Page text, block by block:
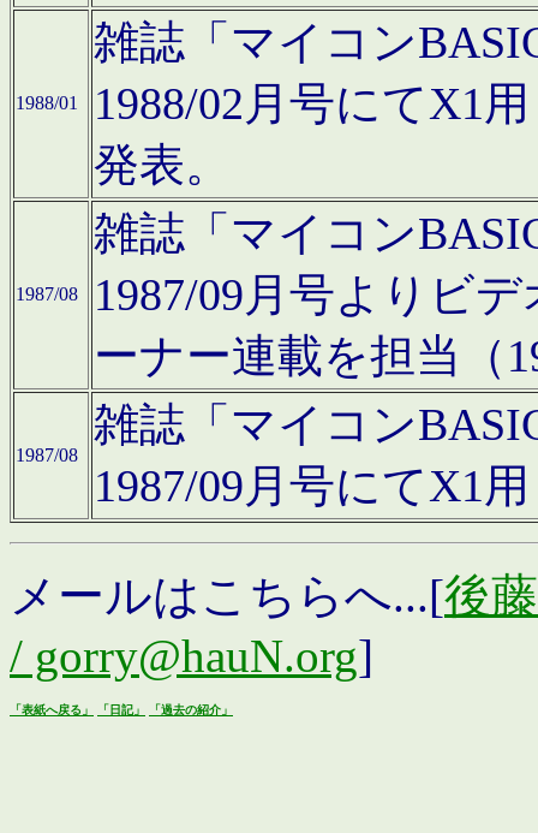
1988/01
雑誌「マイコン
1988/02月号にてX1
発表。
1987/08
雑誌「マイコン
1987/09月号よりビ
ーナー連載を担当（
1987/08
雑誌「マイコン
1987/09月号にてX1
メールはこちらへ...[後
/ gorry@hauN.org]
「表紙へ戻る」 「日記」 「過去の紹介」